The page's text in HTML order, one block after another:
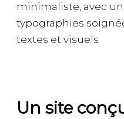
minimaliste, avec
typographies
textes et visuels
Un site